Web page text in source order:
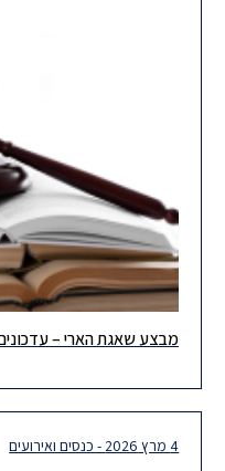
שלום רב, תודה למאות
מבצע שאגת הארי –
4 מרץ 2026 - כנסים ואירועים